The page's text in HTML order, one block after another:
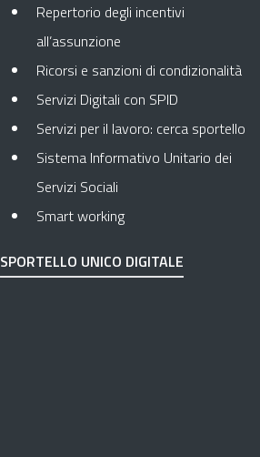
Repertorio degli incentivi
all’assunzione
Ricorsi e sanzioni di condizionalità
Servizi Digitali con SPID
Servizi per il lavoro: cerca sportello
Sistema Informativo Unitario dei
Servizi Sociali
Smart working
SPORTELLO UNICO DIGITALE